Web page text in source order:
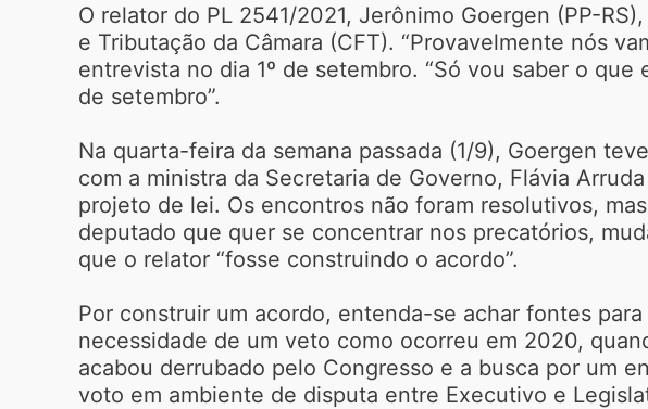
O relator do PL 2541/2021, Jerônimo Goergen (PP-
e Tributação da Câmara (CFT). “Provavelmente nós
entrevista no dia 1º de setembro. “Só vou saber o
de setembro”.
Na quarta-feira da semana passada (1/9), Goergen
com a ministra da Secretaria de Governo, Flávia
projeto de lei. Os encontros não foram resolutivos,
deputado que quer se concentrar nos precatórios,
que o relator “fosse construindo o acordo”.
Por construir um acordo, entenda-se achar fontes
necessidade de um veto como ocorreu em 2020,
acabou derrubado pelo Congresso e a busca por um
voto em ambiente de disputa entre Executivo e